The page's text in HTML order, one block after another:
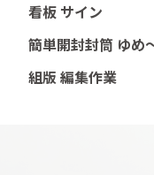
看板 サイン
簡単開封封筒 ゆめ
組版 編集作業